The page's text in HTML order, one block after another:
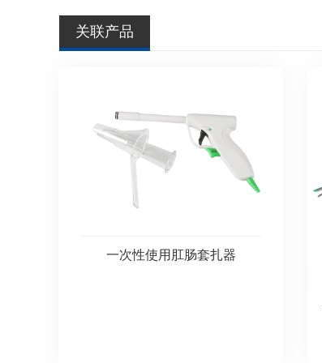
关联产品
一次性使用肛肠套扎器